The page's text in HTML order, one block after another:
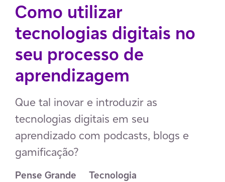
Como utilizar
tecnologias digitais no
seu processo de
aprendizagem
Que tal inovar e introduzir as
tecnologias digitais em seu
aprendizado com podcasts, blogs e
gamificação?
Pense Grande Tecnologia